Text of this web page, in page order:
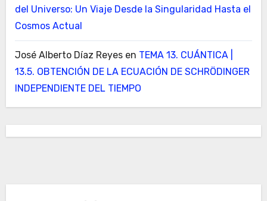
del Universo: Un Viaje Desde la Singularidad Hasta el
Cosmos Actual
José Alberto Díaz Reyesen TEMA 13. CUÁNTICA |
13.5. OBTENCIÓN DE LA ECUACIÓN DE SCHRÖDINGER
INDEPENDIENTE DEL TIEMPO